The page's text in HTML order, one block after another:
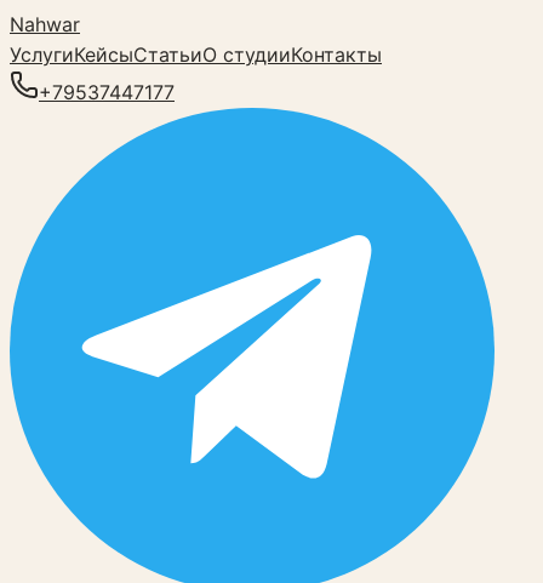
Nahwar
УслугиКейсыСтатьиО студииКонтакты
+79537447177